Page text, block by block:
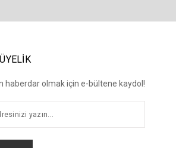
haberdar olmak için e-bültene kaydol!